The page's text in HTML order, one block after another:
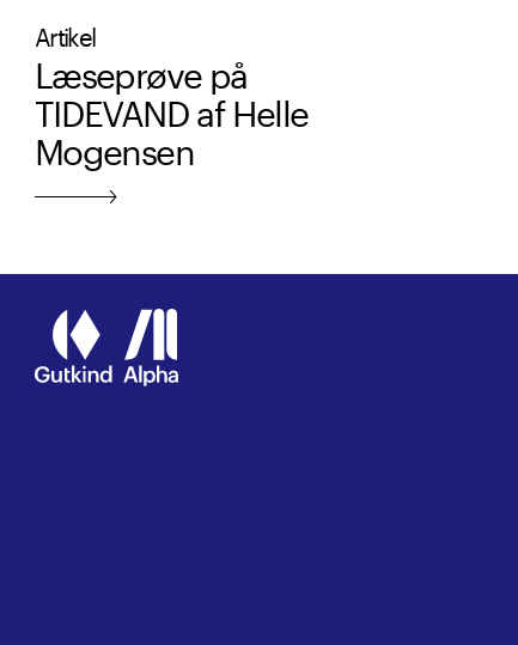
Artikel
Læseprøve på
TIDEVAND af Helle
Mogensen